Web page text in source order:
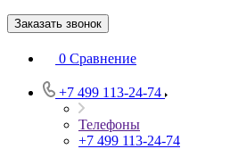
Заказать звонок
0 Сравнение
+7 499 113-24-74
Телефоны
+7 499 113-24-74